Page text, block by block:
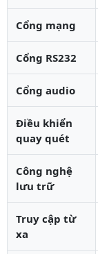
Cổng mạng
Cổng RS232
Cổng audio
Điều khiển
quay quét
Công nghệ
lưu trữ
Truy cập từ
xa